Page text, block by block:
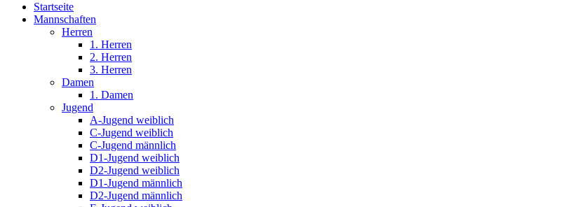
Startseite
Mannschaften
Herren
1. Herren
2. Herren
3. Herren
Damen
1. Damen
Jugend
A-Jugend weiblich
C-Jugend weiblich
C-Jugend männlich
D1-Jugend weiblich
D2-Jugend weiblich
D1-Jugend männlich
D2-Jugend männlich